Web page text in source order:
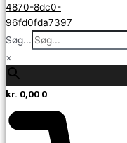
Søg...
×
kr. 0,00 0